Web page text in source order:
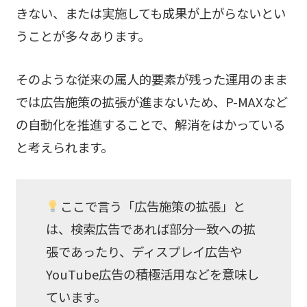
きない、または実施しても成果が上がらないとい
うことが多々あります。
そのような従来の属人的要素が残った運用のまま
では広告施策の拡張が進まないため、P-MAXなど
の自動化を推進することで、解消をはかっている
と考えられます。
ここで言う「広告施策の拡張」と
は、検索広告であれば部分一致への拡
張であったり、ディスプレイ広告や
YouTube広告の積極活用などを意味し
ています。